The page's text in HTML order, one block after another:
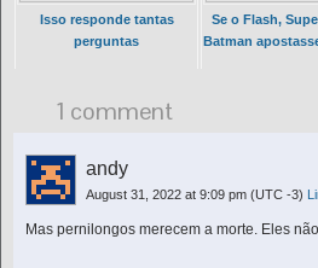
Isso responde tantas
perguntas
Se o Flash,
Batman
1 comment
andy
August 31, 2022 at 9:09 pm (UTC -3)
Mas pernilongos merecem a morte. Eles